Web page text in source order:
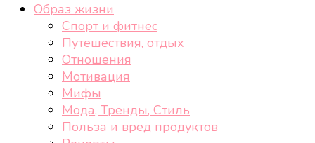
Образ жизни
Спорт и фитнес
Путешествия, отдых
Отношения
Мотивация
Мифы
Мода, Тренды, Стиль
Польза и вред продуктов